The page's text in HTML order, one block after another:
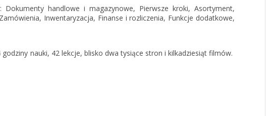
KSeF w Subiekcie nexo/nexo PRO
KSeF w Rachmistrzu i Rewizorze
Portal Dokumentów z obsługą KSeF dla
Dokumenty handlowe i magazynowe, Pierwsze kroki, Asortyment,
Inwentaryzacja, Finanse i rozliczenia, Funkcje dodatkowe,
nauki, 42 lekcje, blisko dwa tysiące stron i kilkadziesiąt filmów.